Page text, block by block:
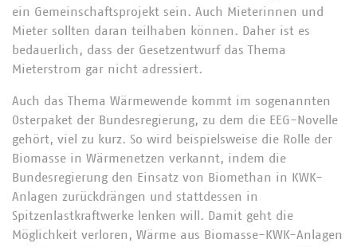
ein Gemeinschaftsprojekt sein. Auch Mieterinnen und
Mieter sollten daran teilhaben können. Daher ist es
bedauerlich, dass der Gesetzentwurf das Thema
Mieterstrom gar nicht adressiert.
Auch das Thema Wärmewende kommt im sogenannten
Osterpaket der Bundesregierung, zu dem die EEG-Novelle
gehört, viel zu kurz. So wird beispielsweise die Rolle der
Biomasse in Wärmenetzen verkannt, indem die
Bundesregierung den Einsatz von Biomethan in KWK-
Anlagen zurückdrängen und stattdessen in
Spitzenlastkraftwerke lenken will. Damit geht die
Möglichkeit verloren, Wärme aus Biomasse-KWK-Anlagen